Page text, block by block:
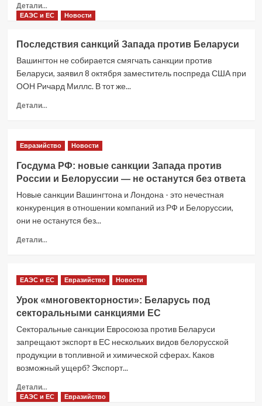
Детали...
больше
ЕАЭС
выработано
шесть
ЕАЭС и ЕС Новости
Последствия санкций Запада против Беларуси
Вашингтон не собирается смягчать санкции против
Беларуси, заявил 8 октября заместитель поспреда США при
ООН Ричард Миллс. В тот же...
Детали...
санкций
против
Беларуси
Евразийство Новости
Госдума РФ: новые санкции Запада против
России и Белоруссии — не останутся без ответа
Новые санкции Вашингтона и Лондона - это нечестная
конкуренция в отношении компаний из РФ и Белоруссии,
они не останутся без...
Детали...
РФ:
санкции
Запада
против
Белоруссии
—
останутся
ЕАЭС и ЕС Евразийство Новости
Урок «многовекторности»: Беларусь под
секторальными санкциями ЕС
Секторальные санкции Евросоюза против Беларуси
запрещают экспорт в ЕС нескольких видов белорусской
продукции в топливной и химической сферах. Каков
возможный ущерб? Экспорт...
Детали...
больше
ЕАЭС и ЕС Евразийство